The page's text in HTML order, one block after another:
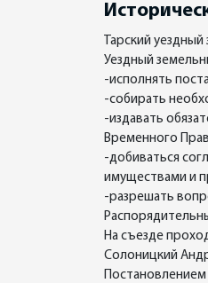
Тарский
Уездный
-исполнять
-собирать
-издавать
Временного
-добиваться
имуществами и
-разрешать
На съезде
Солоницкий
Постановлением